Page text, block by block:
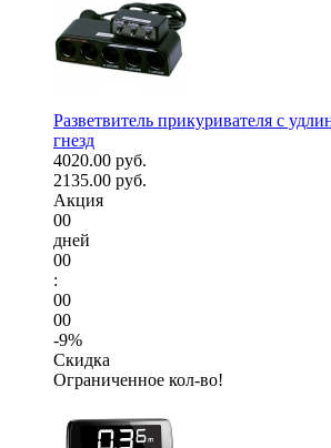
Разветвитель прикуривателя с
гнезд
4020.00 руб.
2135.00 руб.
Акция
00
дней
00
:
00
00
-9%
Скидка
Ограниченное кол-во!